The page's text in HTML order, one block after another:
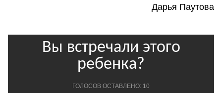
Дарья Паутова